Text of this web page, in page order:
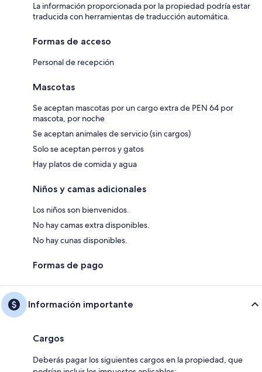
La información proporcionada por la propiedad podría estar
traducida con herramientas de traducción automática.
Formas de acceso
Personal de recepción
Mascotas
Se aceptan mascotas por un cargo extra de PEN 64 por
mascota, por noche
Se aceptan animales de servicio (sin cargos)
Solo se aceptan perros y gatos
Hay platos de comida y agua
Niños y camas adicionales
Los niños son bienvenidos.
No hay camas extra disponibles.
No hay cunas disponibles.
Formas de pago
Información importante
Cargos
Deberás pagar los siguientes cargos en la propiedad, que